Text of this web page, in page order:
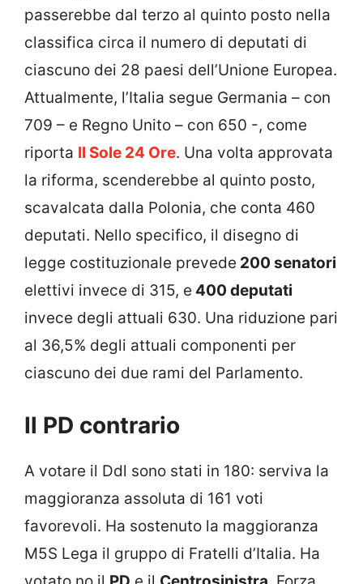
passerebbe dal terzo al quinto posto nella
classifica circa il numero di deputati di
ciascuno dei 28 paesi dell’Unione Europea.
Attualmente, l’Italia segue Germania – con
709 – e Regno Unito – con 650 -, come
riporta Il Sole 24 Ore. Una volta approvata
la riforma, scenderebbe al quinto posto,
scavalcata dalla Polonia, che conta 460
deputati. Nello specifico, il disegno di
legge costituzionale prevede 200 senatori
elettivi invece di 315, e 400 deputati
invece degli attuali 630. Una riduzione pari
al 36,5% degli attuali componenti per
ciascuno dei due rami del Parlamento.
Il PD contrario
A votare il Ddl sono stati in 180: serviva la
maggioranza assoluta di 161 voti
favorevoli. Ha sostenuto la maggioranza
M5S Lega il gruppo di Fratelli d’Italia. Ha